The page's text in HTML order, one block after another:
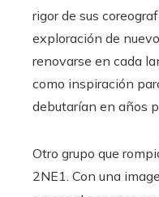
rigor de sus
exploración de
renovarse en cada
como inspiración
debutarían en años
Otro grupo que
2NE1. Con una